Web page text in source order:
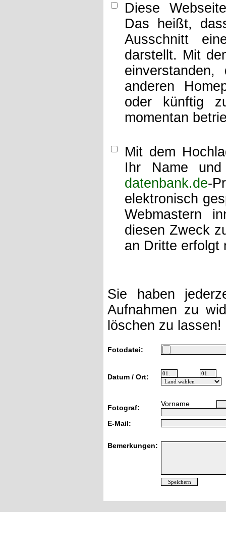
Diese
Das heißt,
Ausschnitt
darstellt. Mit
anderen
oder künftig
momentan
Mit dem
Ihr Name
datenbank.de-
elektronisch
Webmastern
diesen Zweck
an Dritte erfolgt
Sie haben
Aufnahmen zu
löschen zu
Fotodatei:
Datum / Ort:
Fotograf: Vorname
E-Mail:
Bemerkungen: